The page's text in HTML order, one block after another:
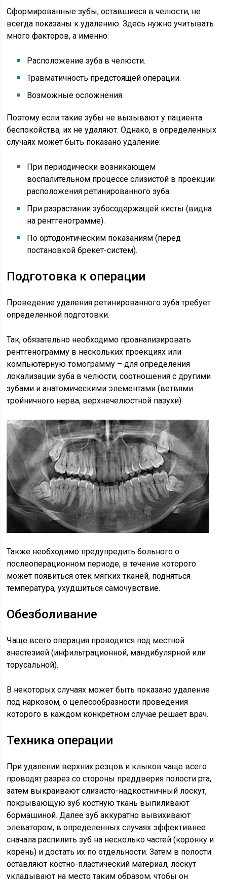
Сформированные зубы, оставшиеся в челюсти, не
всегда показаны к удалению. Здесь нужно учитывать
много факторов, а именно:
Расположение зуба в челюсти.
Травматичность предстоящей операции.
Возможные осложнения.
Поэтому если такие зубы не вызывают у пациента
беспокойства, их не удаляют. Однако, в определенных
случаях может быть показано удаление:
При периодически возникающем
воспалительном процессе слизистой в проекции
расположения ретинированного зуба.
При разрастании зубосодержащей кисты (видна
на рентгенограмме).
По ортодонтическим показаниям (перед
постановкой брекет-систем).
Подготовка к операции
Проведение удаления ретинированного зуба требует
определенной подготовки.
Так, обязательно необходимо проанализировать
рентгенограмму в нескольких проекциях или
компьютерную томограмму – для определения
локализации зуба в челюсти, соотношения с другими
зубами и анатомическими элементами (ветвями
тройничного нерва, верхнечелюстной пазухи).
Также необходимо предупредить больного о
послеоперационном периоде, в течение которого
может появиться отек мягких тканей, подняться
температура, ухудшиться самочувствие.
Обезболивание
Чаще всего операция проводится под местной
анестезией (инфильтрационной, мандибулярной или
торусальной).
В некоторых случаях может быть показано удаление
под наркозом, о целесообразности проведения
которого в каждом конкретном случае решает врач.
Техника операции
При удалении верхних резцов и клыков чаще всего
проводят разрез со стороны преддверия полости рта,
затем выкраивают слизисто-надкостничный лоскут,
покрывающую зуб костную ткань выпиливают
бормашиной. Далее зуб аккуратно вывихивают
элеватором, в определенных случаях эффективнее
сначала распилить зуб на несколько частей (коронку и
корень) и достать их по отдельности. Затем в полости
оставляют костно-пластический материал, лоскут
укладывают на место таким образом, чтобы он